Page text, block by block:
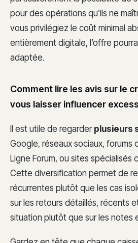
pour des opérations qu’ils ne
vous privilégiez le coût minimal
entièrement digitale, l’offre
adaptée.
Comment lire les avis sur le
vous laisser influencer
Il est utile de regarder plusieurs
Google, réseaux sociaux, forums
Ligne Forum, ou sites spécialisés
Cette diversification permet de
récurrentes plutôt que les cas
sur les retours détaillés, récents
situation plutôt que sur les notes